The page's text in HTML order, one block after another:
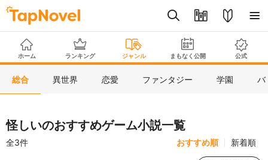
ホーム ランキング ジャンル まもなく公開 公式
総合 異世界 恋愛 ファンタジー 学園 バ
怪しいのおすすめゲーム小説一覧
全3件 おすすめ順 新着順